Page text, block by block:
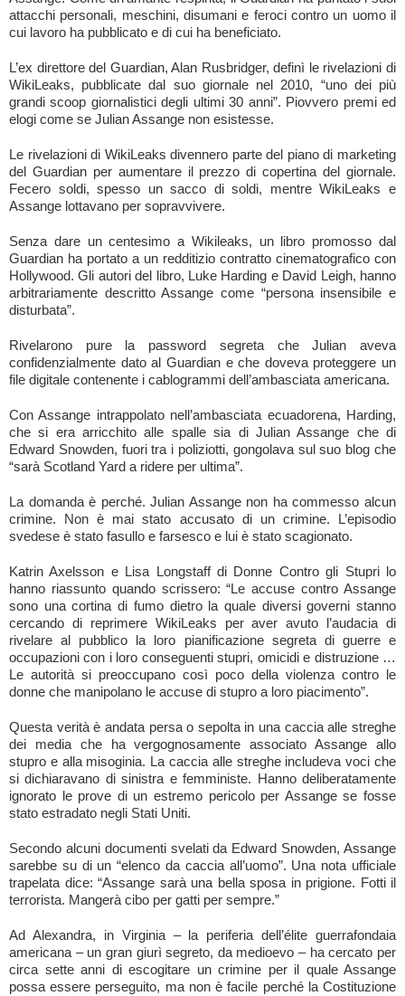
attacchi personali, meschini, disumani e feroci contro un uomo il
cui lavoro ha pubblicato e di cui ha beneficiato.
L’ex direttore del Guardian, Alan Rusbridger, definì le rivelazioni di
WikiLeaks, pubblicate dal suo giornale nel 2010, “uno dei più
grandi scoop giornalistici degli ultimi 30 anni”. Piovvero premi ed
elogi come se Julian Assange non esistesse.
Le rivelazioni di WikiLeaks divennero parte del piano di marketing
del Guardian per aumentare il prezzo di copertina del giornale.
Fecero soldi, spesso un sacco di soldi, mentre WikiLeaks e
Assange lottavano per sopravvivere.
Senza dare un centesimo a Wikileaks, un libro promosso dal
Guardian ha portato a un redditizio contratto cinematografico con
Hollywood. Gli autori del libro, Luke Harding e David Leigh, hanno
arbitrariamente descritto Assange come “persona insensibile e
disturbata”.
Rivelarono pure la password segreta che Julian aveva
confidenzialmente dato al Guardian e che doveva proteggere un
file digitale contenente i cablogrammi dell’ambasciata americana.
Con Assange intrappolato nell’ambasciata ecuadorena, Harding,
che si era arricchito alle spalle sia di Julian Assange che di
Edward Snowden, fuori tra i poliziotti, gongolava sul suo blog che
“sarà Scotland Yard a ridere per ultima”.
La domanda è perché. Julian Assange non ha commesso alcun
crimine. Non è mai stato accusato di un crimine. L’episodio
svedese è stato fasullo e farsesco e lui è stato scagionato.
Katrin Axelsson e Lisa Longstaff di Donne Contro gli Stupri lo
hanno riassunto quando scrissero: “Le accuse contro Assange
sono una cortina di fumo dietro la quale diversi governi stanno
cercando di reprimere WikiLeaks per aver avuto l’audacia di
rivelare al pubblico la loro pianificazione segreta di guerre e
occupazioni con i loro conseguenti stupri, omicidi e distruzione …
Le autorità si preoccupano così poco della violenza contro le
donne che manipolano le accuse di stupro a loro piacimento”.
Questa verità è andata persa o sepolta in una caccia alle streghe
dei media che ha vergognosamente associato Assange allo
stupro e alla misoginia. La caccia alle streghe includeva voci che
si dichiaravano di sinistra e femministe. Hanno deliberatamente
ignorato le prove di un estremo pericolo per Assange se fosse
stato estradato negli Stati Uniti.
Secondo alcuni documenti svelati da Edward Snowden, Assange
sarebbe su di un “elenco da caccia all’uomo”. Una nota ufficiale
trapelata dice: “Assange sarà una bella sposa in prigione. Fotti il
terrorista. Mangerà cibo per gatti per sempre.”
Ad Alexandra, in Virginia – la periferia dell’élite guerrafondaia
americana – un gran giurì segreto, da medioevo – ha cercato per
circa sette anni di escogitare un crimine per il quale Assange
possa essere perseguito, ma non è facile perché la Costituzione